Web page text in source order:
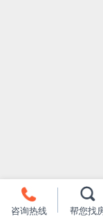
咨询热线 帮您找